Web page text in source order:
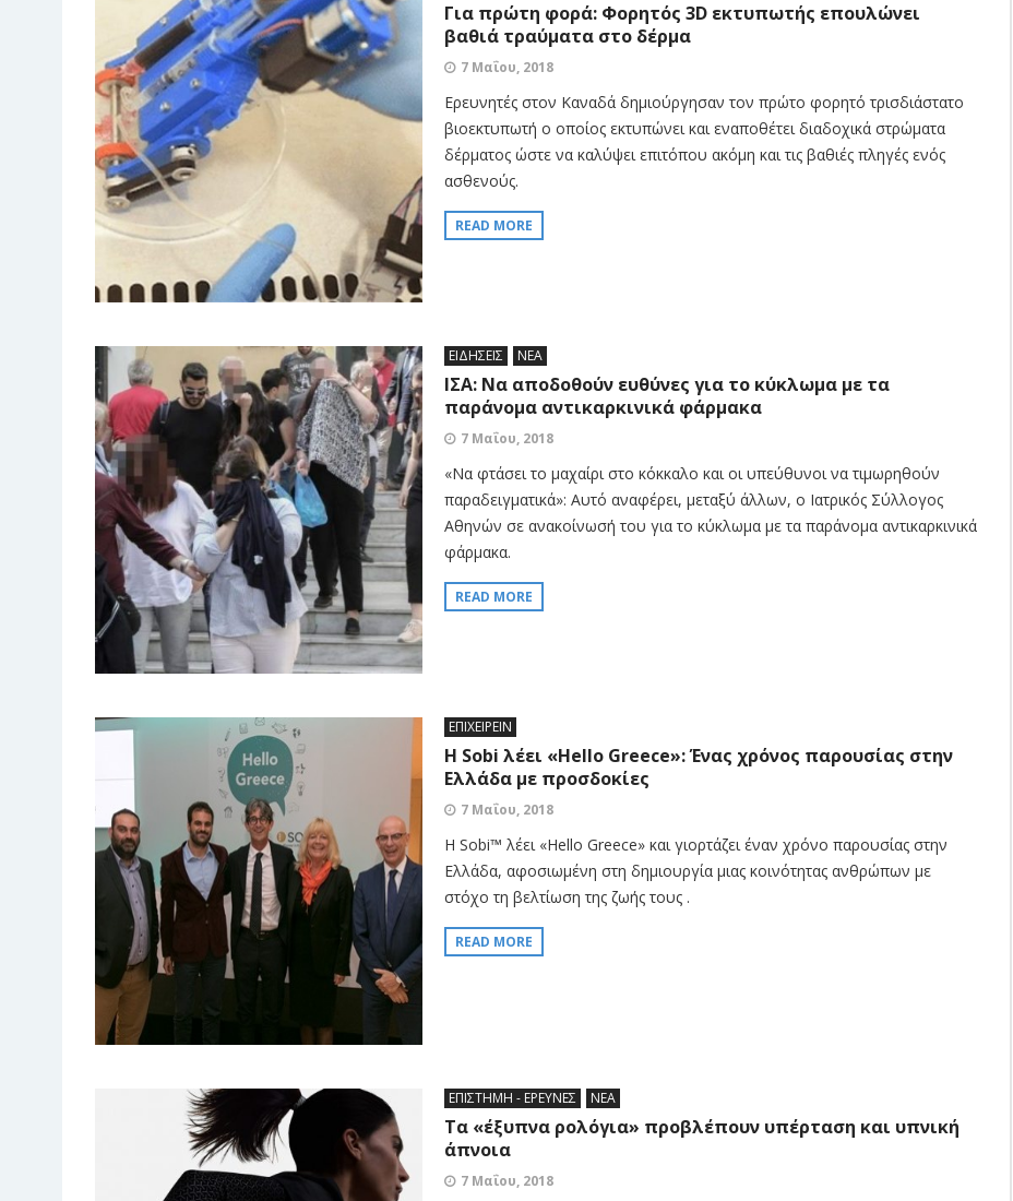
Για πρώτη φορά: Φορητός 3D εκτυπωτής επουλώνει
βαθιά τραύματα στο δέρμα
7 Μαΐου, 2018
Ερευνητές στον Καναδά δημιούργησαν τον πρώτο φορητό τρισδιάστατο
βιοεκτυπωτή ο οποίος εκτυπώνει και εναποθέτει διαδοχικά στρώματα
δέρματος ώστε να καλύψει επιτόπου ακόμη και τις βαθιές πληγές ενός
ασθενούς.
READ MORE
ΕΙΔΗΣΕΙΣ ΝΕΑ
ΙΣΑ: Να αποδοθούν ευθύνες για το κύκλωμα με τα
παράνομα αντικαρκινικά φάρμακα
7 Μαΐου, 2018
«Να φτάσει το μαχαίρι στο κόκκαλο και οι υπεύθυνοι να τιμωρηθούν
παραδειγματικά»: Αυτό αναφέρει, μεταξύ άλλων, ο Ιατρικός Σύλλογος
Αθηνών σε ανακοίνωσή του για το κύκλωμα με τα παράνομα αντικαρκινικά
φάρμακα.
READ MORE
ΕΠΙΧΕΙΡΕΙΝ
Η Sobi λέει «Hello Greece»: Ένας χρόνος παρουσίας στην
Ελλάδα με προσδοκίες
7 Μαΐου, 2018
Η Sobi™ λέει «Hello Greece» και γιορτάζει έναν χρόνο παρουσίας στην
Ελλάδα, αφοσιωμένη στη δημιουργία μιας κοινότητας ανθρώπων με
στόχο τη βελτίωση της ζωής τους .
READ MORE
ΕΠΙΣΤΗΜΗ - ΕΡΕΥΝΕΣ ΝΕΑ
Τα «έξυπνα ρολόγια» προβλέπουν υπέρταση και υπνική
άπνοια
7 Μαΐου, 2018